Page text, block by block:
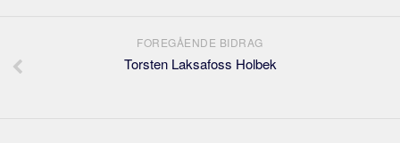
FOREGÅENDE BIDRAG
Torsten Laksafoss Holbek